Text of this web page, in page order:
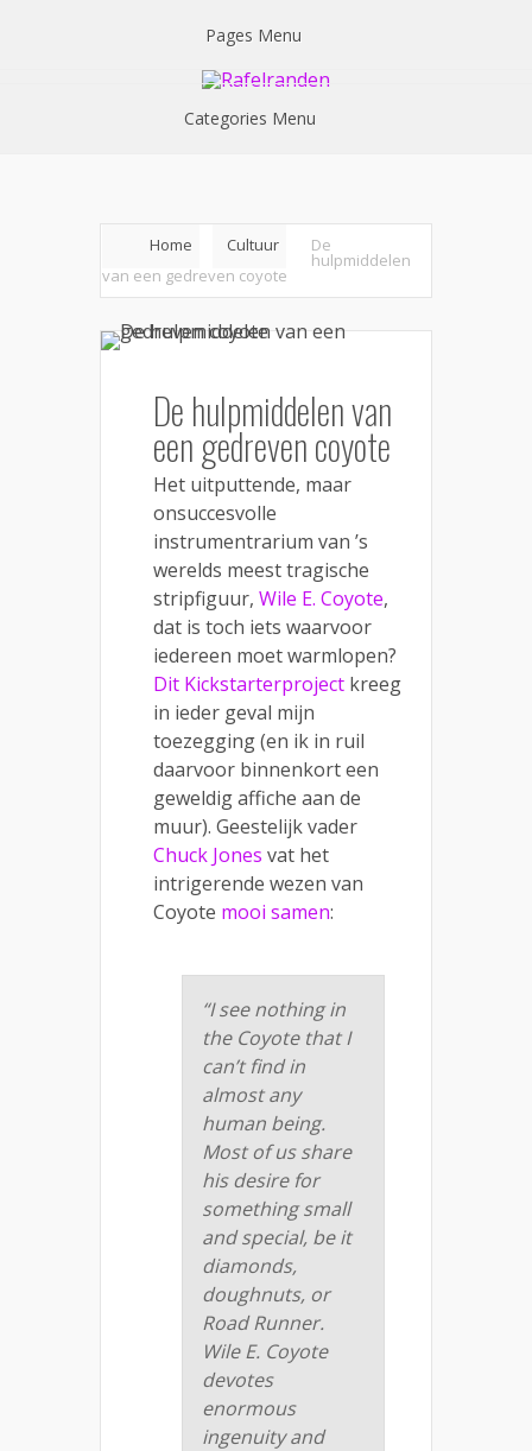
Pages Menu
Categories Menu
Home Cultuur De
hulpmiddelen
van een gedreven coyote
De hulpmiddelen van
een gedreven coyote
Het uitputtende, maar
onsuccesvolle
instrumentrarium van ’s
werelds meest tragische
stripfiguur, Wile E. Coyote,
dat is toch iets waarvoor
iedereen moet warmlopen?
Dit Kickstarterproject kreeg
in ieder geval mijn
toezegging (en ik in ruil
daarvoor binnenkort een
geweldig affiche aan de
muur). Geestelijk vader
Chuck Jones vat het
intrigerende wezen van
Coyote mooi samen:
“I see nothing in
the Coyote that I
can’t find in
almost any
human being.
Most of us share
his desire for
something small
and special, be it
diamonds,
doughnuts, or
Road Runner.
Wile E. Coyote
devotes
enormous
ingenuity and